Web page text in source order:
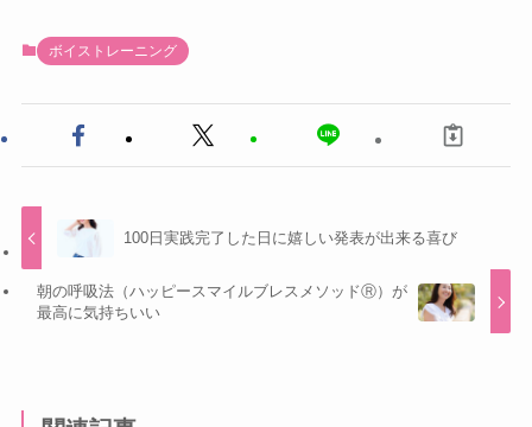
ボイストレーニング
100日実践完了した日に嬉しい発表が出来る喜び
朝の呼吸法（ハッピースマイルブレスメソッドⓇ）が
最高に気持ちいい